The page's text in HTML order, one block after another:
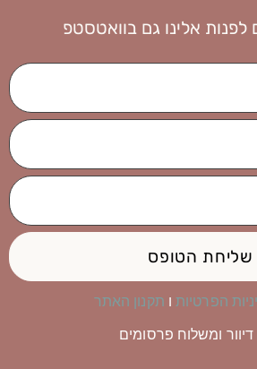
לפנות אלינו גם בוואטסטפ
הפרטיותו תקנון האתר
ומשלוח פרסומים
שליחת הטופס